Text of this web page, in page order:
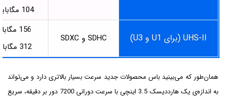
104 مگابایت بر ثانیه SDR104
UHS-II (برای U1 و U3) SDHC و SDXC
156 مگابایت بر ثانیه FD156
312 مگابایت بر ثانیه HD312
همان‌طور که می‌بینید باس محصولات جدید سرعت بسیار بالاتری دارد و می‌تواند
به اندازه‌ی یک هارددیسک 3.5 اینچی با سرعت دورانی 7200 دور بر دقیقه، سریع